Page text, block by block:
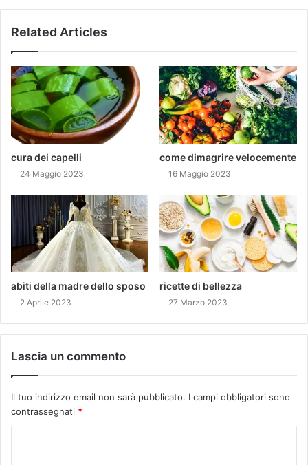
Related Articles
cura dei capelli
24 Maggio 2023
come dimagrire velocemente
16 Maggio 2023
abiti della madre dello sposo
2 Aprile 2023
ricette di bellezza
27 Marzo 2023
Lascia un commento
Il tuo indirizzo email non sarà pubblicato. I campi obbligatori sono
contrassegnati *